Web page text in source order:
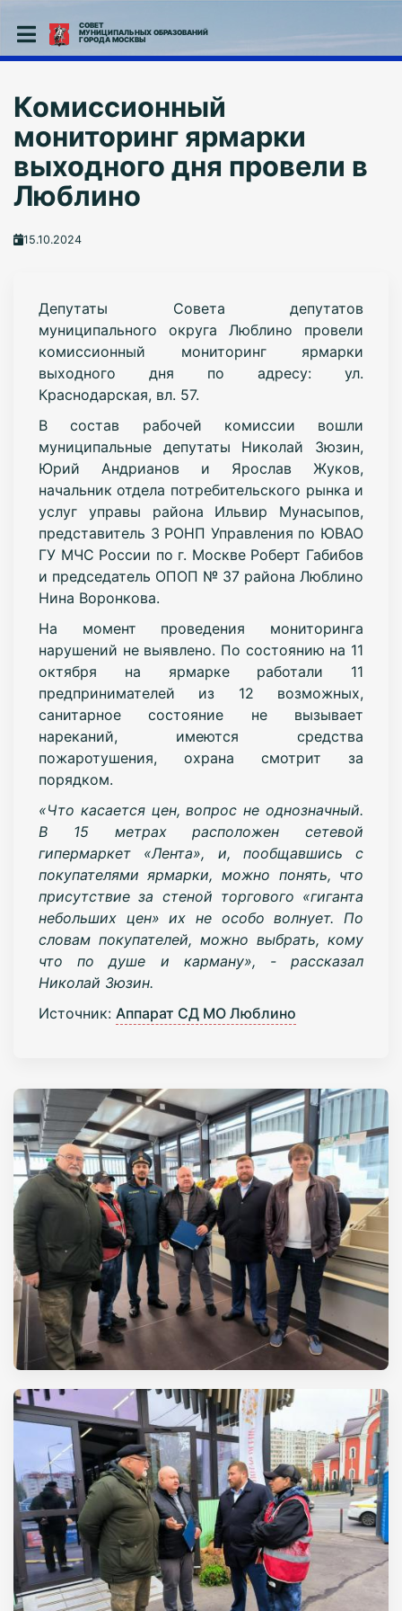
СОВЕТ
МУНИЦИПАЛЬНЫХ ОБРАЗОВАНИЙ
ГОРОДА МОСКВЫ
Комиссионный
мониторинг ярмарки
выходного дня провели в
Люблино
15.10.2024
Депутаты Совета депутатов
муниципального округа Люблино провели
комиссионный мониторинг ярмарки
выходного дня по адресу: ул.
Краснодарская, вл. 57.
В состав рабочей комиссии вошли
муниципальные депутаты Николай Зюзин,
Юрий Андрианов и Ярослав Жуков,
начальник отдела потребительского рынка и
услуг управы района Ильвир Мунасыпов,
представитель 3 РОНП Управления по ЮВАО
ГУ МЧС России по г. Москве Роберт Габибов
и председатель ОПОП № 37 района Люблино
Нина Воронкова.
На момент проведения мониторинга
нарушений не выявлено. По состоянию на 11
октября на ярмарке работали 11
предпринимателей из 12 возможных,
санитарное состояние не вызывает
нареканий, имеются средства
пожаротушения, охрана смотрит за
порядком.
«Что касается цен, вопрос не однозначный.
В 15 метрах расположен сетевой
гипермаркет «Лента», и, пообщавшись с
покупателями ярмарки, можно понять, что
присутствие за стеной торгового «гиганта
небольших цен» их не особо волнует. По
словам покупателей, можно выбрать, кому
что по душе и карману», - рассказал
Николай Зюзин.
Источник: Аппарат СД МО Люблино